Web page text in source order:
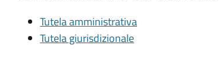
Tutela amministrativa
Tutela giurisdizionale